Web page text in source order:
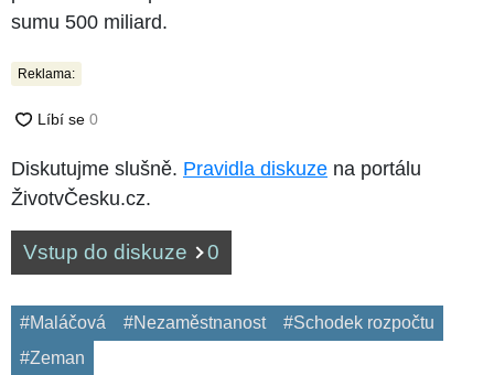
sumu 500 miliard.
Reklama:
Diskutujme slušně. Pravidla diskuze na portálu
ŽivotvČesku.cz.
Vstup do diskuze 0
#Maláčová #Nezaměstnanost
#Schodek rozpočtu
#Zeman